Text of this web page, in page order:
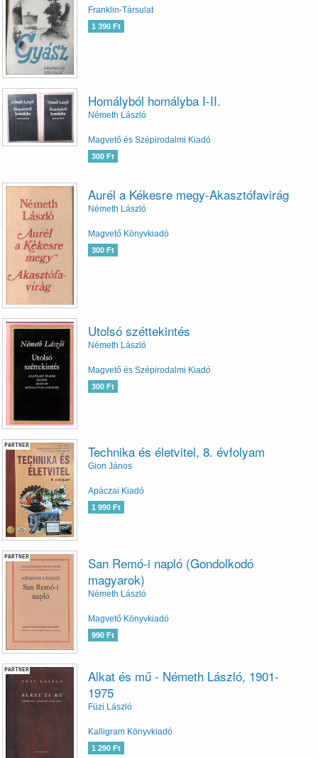
Franklin-Társulat
1 390 Ft
Homályból homályba I-II.
Németh László
Magvető és Szépirodalmi Kiadó
300 Ft
Aurél a Kékesre megy-Akasztófavirág
Németh László
Magvető Könyvkiadó
300 Ft
Utolsó széttekintés
Németh László
Magvető és Szépirodalmi Kiadó
300 Ft
PARTNER Technika és életvitel, 8. évfolyam
Gion János
Apáczai Kiadó
1 990 Ft
PARTNER
San Remó-i napló (Gondolkodó
magyarok)
Németh László
Magvető Könyvkiadó
990 Ft
PARTNER
Alkat és mű - Németh László, 1901-
1975
Füzi László
Kalligram Könyvkiadó
1 290 Ft